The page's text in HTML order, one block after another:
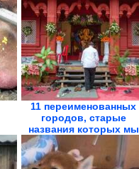
11 переименованных
городов, старые
названия которых мы
не...